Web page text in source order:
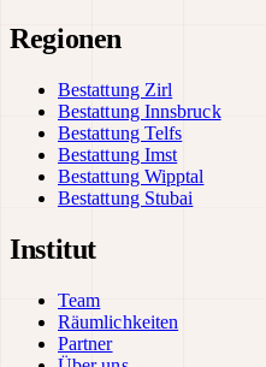
Regionen
Bestattung Zirl
Bestattung Innsbruck
Bestattung Telfs
Bestattung Imst
Bestattung Wipptal
Bestattung Stubai
Institut
Team
Räumlichkeiten
Partner